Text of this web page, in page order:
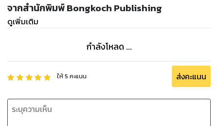
จากสำนักพิมพ์ Bongkoch Publishing
ดูเพิ่มเติม
กำลังโหลด ...
ให้5 คะแนน ส่งคะแนน